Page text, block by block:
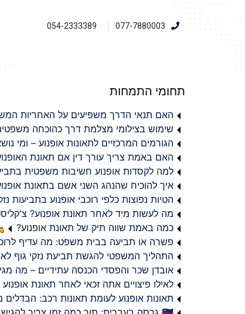
077-7880003
054-2333389
תחומי התמחות
האם תנאי הדרך משפיעים על האחריות
שימוש בצילומי מצלמת דרך כהוכחה
הגורמים המרכזיים לתאונות אופנוע – ומי
האם באמת צריך עורך דין אם תאונת
למה לקסדות אופנוע חשיבות משפטית
איך להוכיח שהנהג השני אשם בתאונת
הטיות נפוצות כלפי רוכבי אופנוע בתביעות
מה לעשות מיד לאחר תאונת אופנוע?
כמה באמת שווה תיק של תאונת אופנוע?
פשרה או תביעה בבית משפט: מה עדיף
התהליך המשפטי להגשת תביעת נזקי גוף
אובדן שכר והפסדי הכנסה עתידיים – מה
לאילו פיצויים אתה זכאי לאחר תאונת
תאונות אופנוע לעומת תאונות רכב: